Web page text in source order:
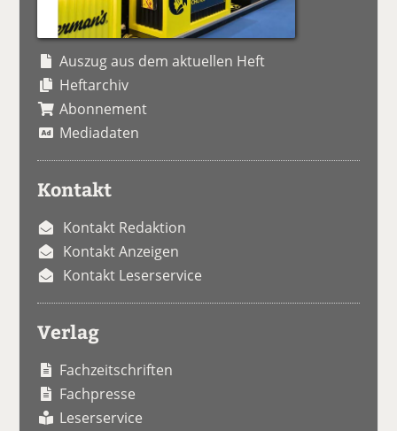
Auszug aus dem aktuellen Heft
Heftarchiv
Abonnement
Mediadaten
Kontakt
Kontakt Redaktion
Kontakt Anzeigen
Kontakt Leserservice
Verlag
Fachzeitschriften
Fachpresse
Leserservice